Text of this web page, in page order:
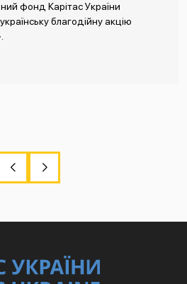
фонд Карітас України
благодійну акцію